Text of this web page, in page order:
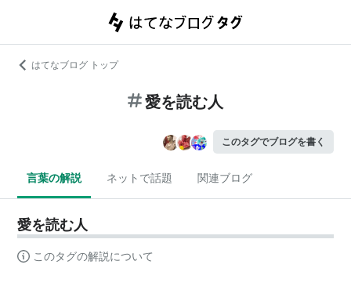
はてなブログ トップ
愛を読む人
このタグでブログを書く
言葉の解説 ネットで話題 関連ブログ
愛を読む人
このタグの解説について